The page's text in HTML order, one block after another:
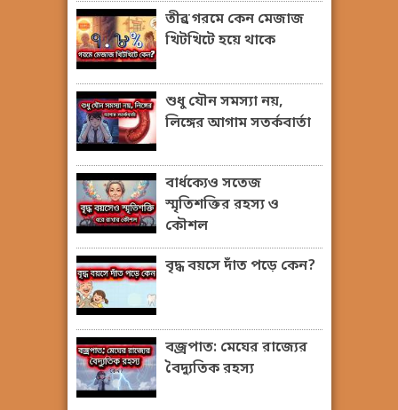
তীব্র গরমে কেন মেজাজ
খিটখিটে হয়ে থাকে
শুধু যৌন সমস্যা নয়,
লিঙ্গের আগাম সতর্কবার্তা
বার্ধক্যেও সতেজ
স্মৃতিশক্তির রহস্য ও
কৌশল
বৃদ্ধ বয়সে দাঁত পড়ে কেন?
বজ্রপাত: মেঘের রাজ্যের
বৈদ্যুতিক রহস্য